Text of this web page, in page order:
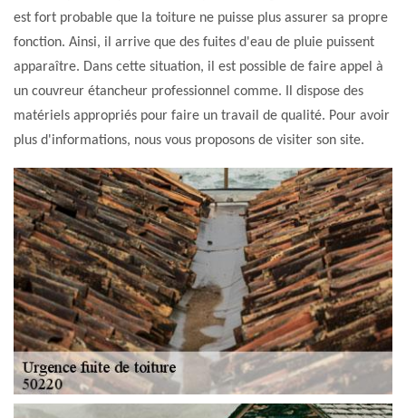
est fort probable que la toiture ne puisse plus assurer sa propre
fonction. Ainsi, il arrive que des fuites d'eau de pluie puissent
apparaître. Dans cette situation, il est possible de faire appel à
un couvreur étancheur professionnel comme. Il dispose des
matériels appropriés pour faire un travail de qualité. Pour avoir
plus d'informations, nous vous proposons de visiter son site.